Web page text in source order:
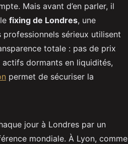
Mais avant d’en parler, il
fixing de Londres, une
sérieux utilisent
totale : pas de prix
dormants en liquidités,
permet de sécuriser la
jour à Londres par un
mondiale. À Lyon, comme